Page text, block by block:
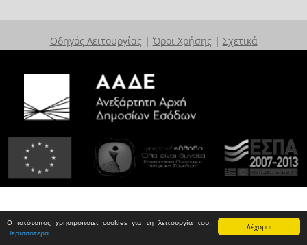
Δέχομαι
Ο ιστότοπος χρησιμοποιεί cookies για τη λειτουργία του.
Περισσότερα
Οδηγός Λειτουργίας | Όροι Χρήσης | Σχετικά